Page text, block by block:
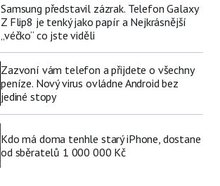
Samsung představil zázrak. Telefon Galaxy
Z Flip8 je tenký jako papír a Nejkrásnější
„véčko“ co jste viděli
Zazvoní vám telefon a přijdete o všechny
peníze. Nový virus ovládne Android bez
jediné stopy
Kdo má doma tenhle starý iPhone, dostane
od sběratelů 1 000 000 Kč